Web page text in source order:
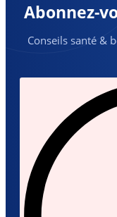
Abonnez-
Conseils santé &